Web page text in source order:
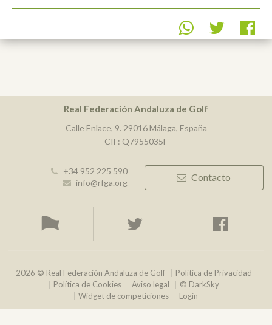
Real Federación Andaluza de Golf
Calle Enlace, 9. 29016 Málaga, España
CIF: Q7955035F
+34 952 225 590
info@rfga.org
Contacto
2026 © Real Federación Andaluza de Golf
Política de Privacidad
Política de Cookies
Aviso legal
© DarkSky
Widget de competiciones
Login